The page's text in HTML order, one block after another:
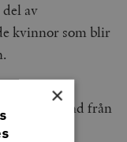
av
kvinnor som blir
avstånd från
mellan
×